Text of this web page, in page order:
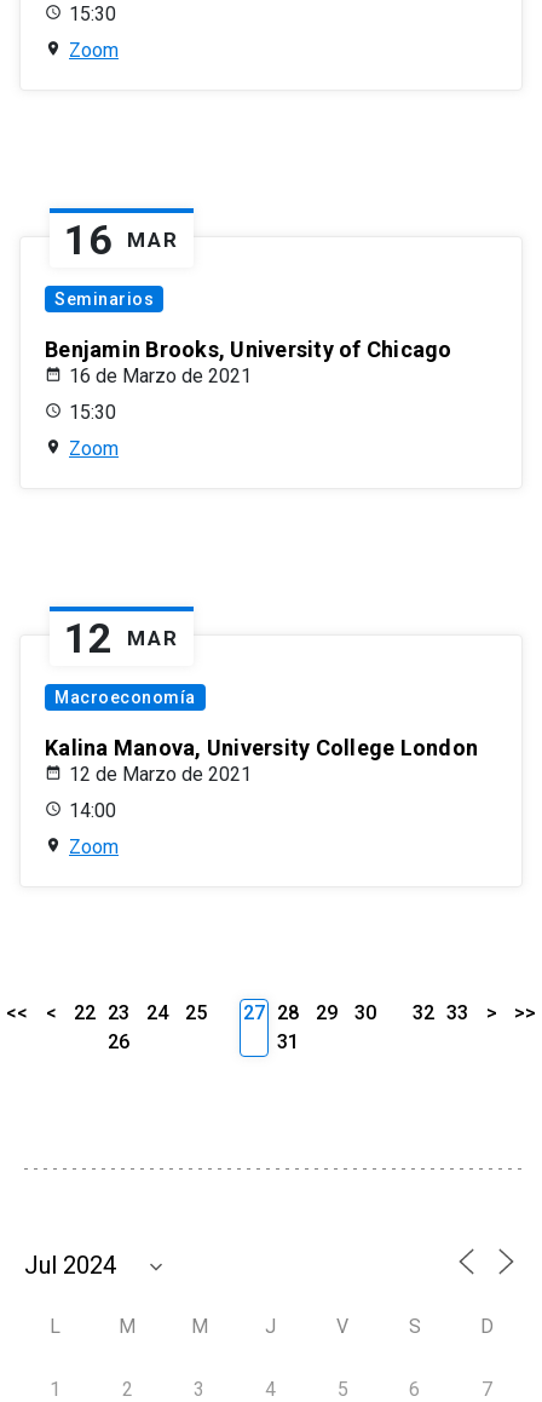
15:30
Zoom
16 MAR
Seminarios
Benjamin Brooks, University of Chicago
16 de Marzo de 2021
15:30
Zoom
12 MAR
Macroeconomía
Kalina Manova, University College London
12 de Marzo de 2021
14:00
Zoom
<< < 22 23 24
25
26
27 28 29
30
31
32 33 > >>
L M M J V S D
1 2 3 4 5 6 7